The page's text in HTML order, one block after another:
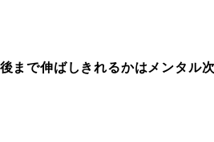
まで伸ばしきれるかはメンタル次